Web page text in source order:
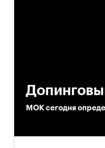
МОК сегодня